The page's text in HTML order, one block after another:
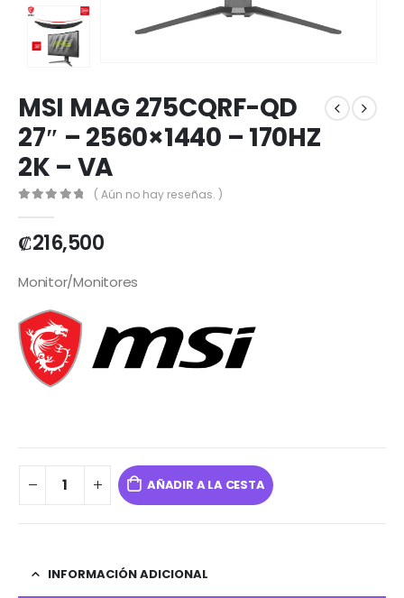
MSI MAG 275CQRF-QD
27″ – 2560×1440 – 170HZ
2K – VA
( Aún no hay reseñas. )
₡216,500
Monitor/Monitores
AÑADIR A LA CESTA
INFORMACIÓN ADICIONAL